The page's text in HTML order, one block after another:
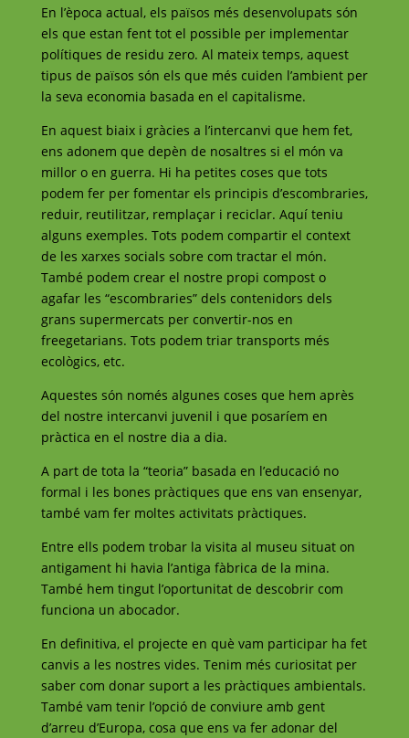
En l’època actual, els països més desenvolupats són
els que estan fent tot el possible per implementar
polítiques de residu zero. Al mateix temps, aquest
tipus de països són els que més cuiden l’ambient per
la seva economia basada en el capitalisme.
En aquest biaix i gràcies a l’intercanvi que hem fet,
ens adonem que depèn de nosaltres si el món va
millor o en guerra. Hi ha petites coses que tots
podem fer per fomentar els principis d’escombraries,
reduir, reutilitzar, remplaçar i reciclar. Aquí teniu
alguns exemples. Tots podem compartir el context
de les xarxes socials sobre com tractar el món.
També podem crear el nostre propi compost o
agafar les “escombraries” dels contenidors dels
grans supermercats per convertir-nos en
freegetarians. Tots podem triar transports més
ecològics, etc.
Aquestes són només algunes coses que hem après
del nostre intercanvi juvenil i que posaríem en
pràctica en el nostre dia a dia.
A part de tota la “teoria” basada en l’educació no
formal i les bones pràctiques que ens van ensenyar,
també vam fer moltes activitats pràctiques.
Entre ells podem trobar la visita al museu situat on
antigament hi havia l’antiga fàbrica de la mina.
També hem tingut l’oportunitat de descobrir com
funciona un abocador.
En definitiva, el projecte en què vam participar ha fet
canvis a les nostres vides. Tenim més curiositat per
saber com donar suport a les pràctiques ambientals.
També vam tenir l’opció de conviure amb gent
d’arreu d’Europa, cosa que ens va fer adonar del